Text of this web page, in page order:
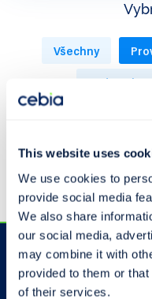
This website uses
We use cookies to
provide social media
We also share
our social media,
may combine it with
provided to them or
of their services.
Všechny
Rady a tipy